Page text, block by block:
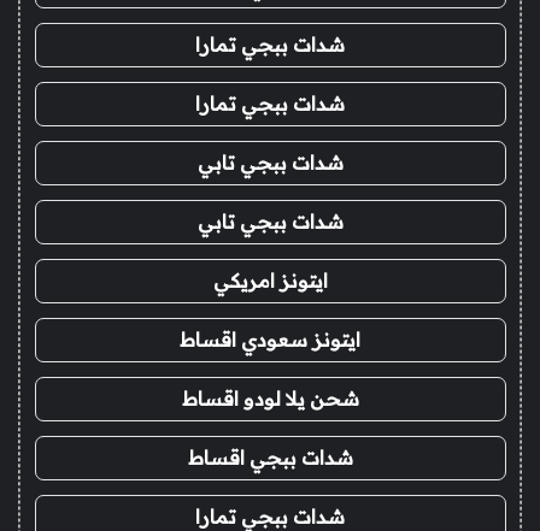
شدات ببجي تمارا
شدات ببجي تمارا
شدات ببجي تابي
شدات ببجي تابي
ايتونز امريكي
ايتونز سعودي اقساط
شحن يلا لودو اقساط
شدات ببجي اقساط
شدات ببجي تمارا